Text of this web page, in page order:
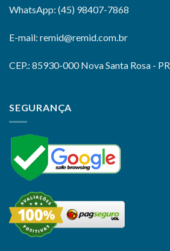
WhatsApp: (45) 98407-7868
E-mail: remid@remid.com.br
CEP.: 85930-000 Nova Santa Rosa - PR
SEGURANÇA